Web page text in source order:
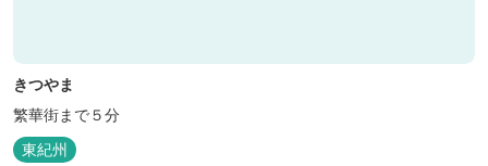
きつやま
繁華街まで５分
東紀州